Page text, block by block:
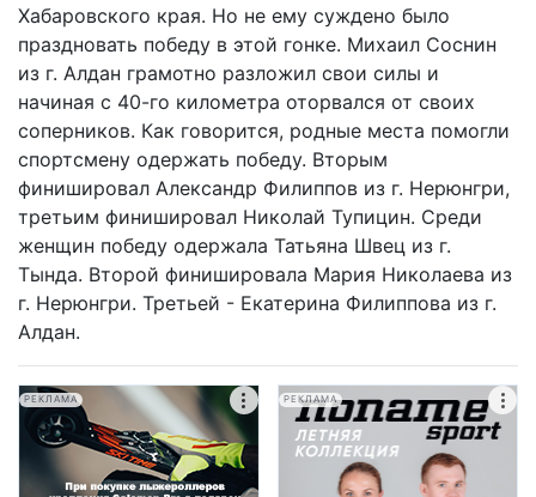
Хабаровского края. Но не ему суждено было
праздновать победу в этой гонке. Михаил Соснин
из г. Алдан грамотно разложил свои силы и
начиная с 40-го километра оторвался от своих
соперников. Как говорится, родные места помогли
спортсмену одержать победу. Вторым
финишировал Александр Филиппов из г. Нерюнгри,
третьим финишировал Николай Тупицин. Среди
женщин победу одержала Татьяна Швец из г.
Тында. Второй финишировала Мария Николаева из
г. Нерюнгри. Третьей - Екатерина Филиппова из г.
Алдан.
РЕКЛАМА РЕКЛАМА